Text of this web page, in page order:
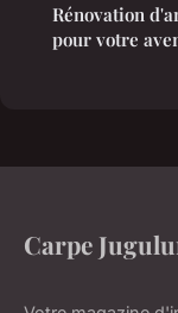
Rénovation
pour votre
Carpe